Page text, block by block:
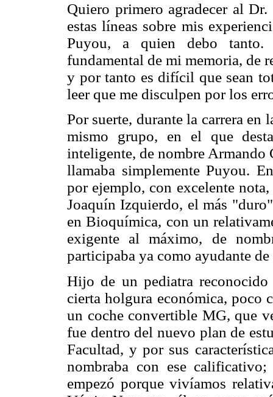
Quiero primero agradecer al
estas líneas sobre mis
Puyou, a quien debo
fundamental de mi memoria, de
y por tanto es difícil que sean
leer que me disculpen por los
Por suerte, durante la carrera
mismo grupo, en el que
inteligente, de nombre Armando
llamaba simplemente Puyou.
por ejemplo, con excelente
Joaquín Izquierdo, el más
en Bioquímica, con un
exigente al máximo, de
participaba ya como ayudante
Hijo de un pediatra reconocido
cierta holgura económica, poco
un coche convertible MG, que
fue dentro del nuevo plan de
Facultad, y por sus
nombraba con ese
empezó porque vivíamos